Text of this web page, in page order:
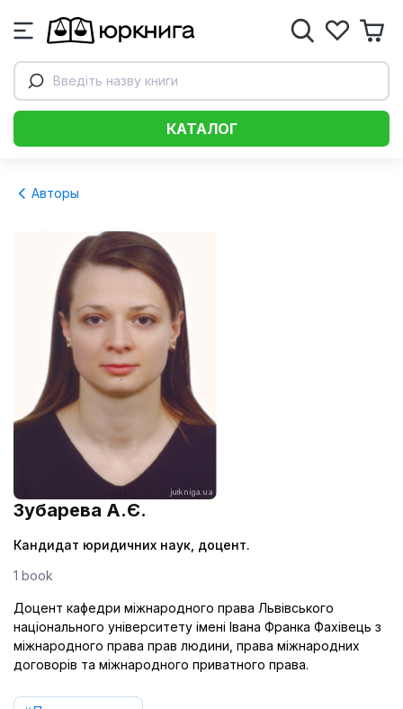
Введіть назву книги
КАТАЛОГ
Авторы
Зубарева А.Є.
Кандидат юридичних наук, доцент.
1 book
Доцент кафедри міжнародного права Львівського
національного університету імені Івана Франка Фахівець з
міжнародного права прав людини, права міжнародних
договорів та міжнародного приватного права.